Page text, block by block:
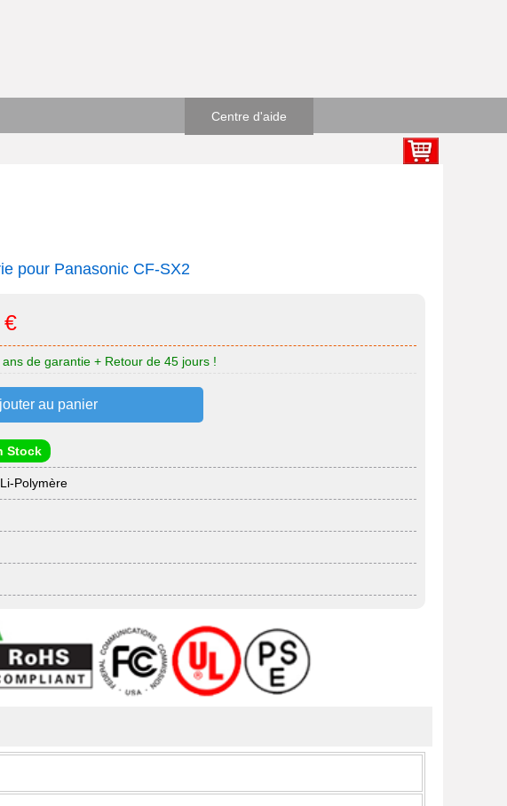
pour Panasonic CF-SX2
€
de garantie + Retour de 45 jours !
au panier
Stock
Li-Polymère
Centre d'aide